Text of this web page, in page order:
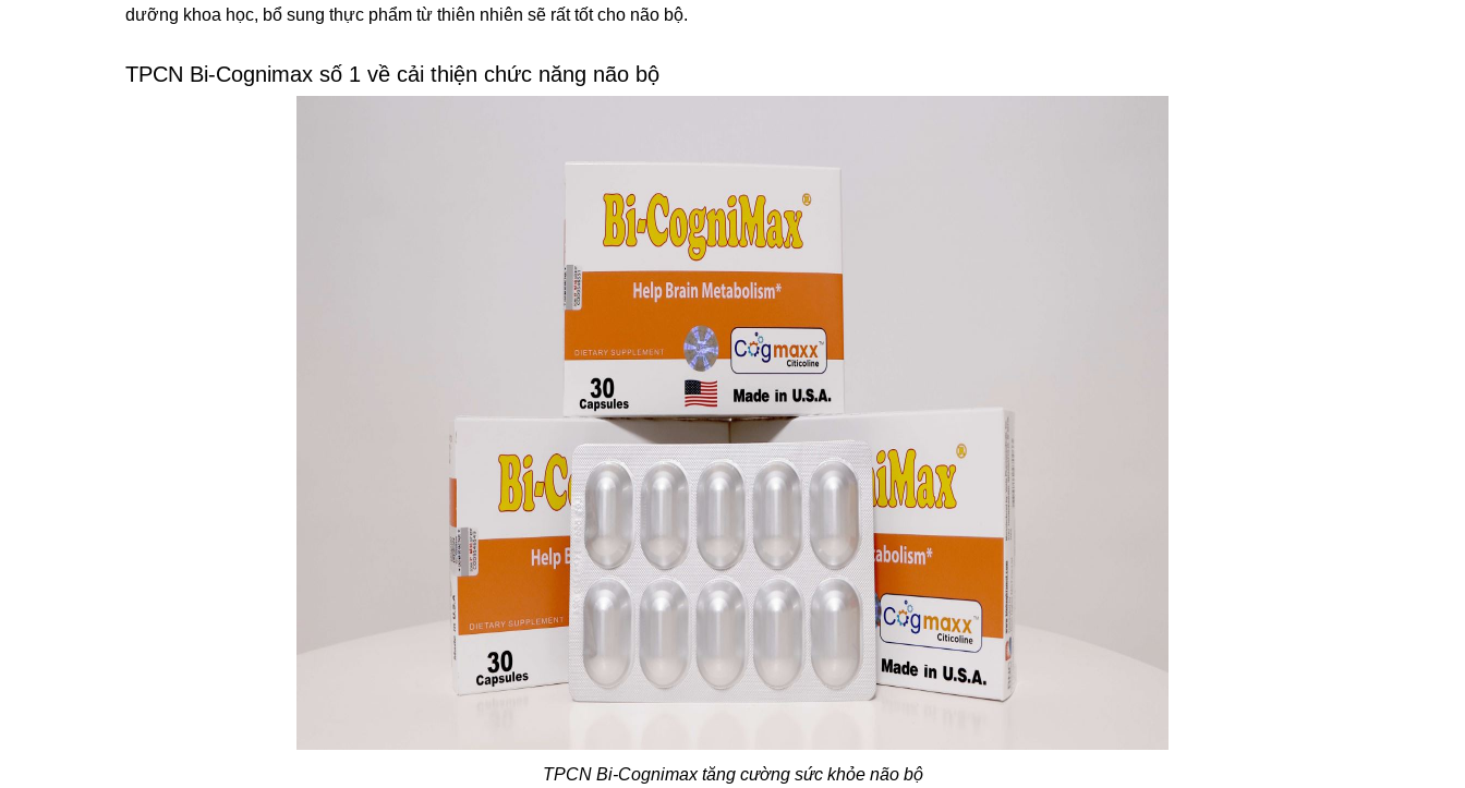
dưỡng khoa học, bổ sung thực phẩm từ thiên nhiên sẽ rất tốt cho não bộ.
TPCN Bi-Cognimax số 1 về cải thiện chức năng não bộ
TPCN Bi-Cognimax tăng cường sức khỏe não bộ